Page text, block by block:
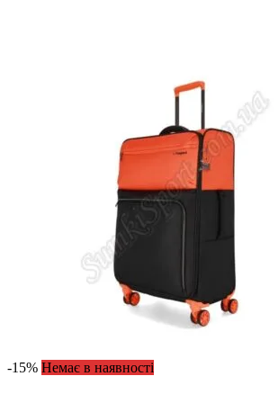
-15% Немає в наявності